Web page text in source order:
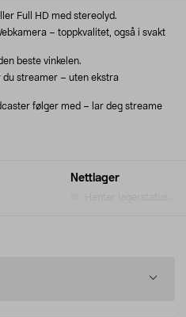
Nettlager
Full HD med stereolyd.
– toppkvalitet, også i svakt
beste vinkelen.
du streamer – uten ekstra
følger med – lar deg streame